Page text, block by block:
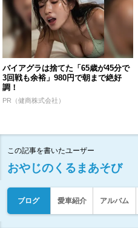
バイアグラは捨てた「65歳が45分で
3回戦も余裕」980円で朝まで絶好
調！
PR（健商株式会社）
この記事を書いたユーザー
おやじのくるまあそび
ブログ 愛車紹介 アルバム